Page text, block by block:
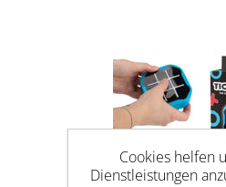
Cookies helfen
Dienstleistungen